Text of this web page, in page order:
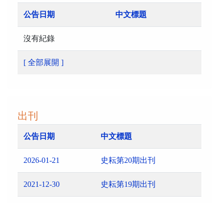
公告日期 中文標題
沒有紀錄
[ 全部展開 ]
出刊
公告日期 中文標題
2026-01-21 史耘第20期出刊
2021-12-30 史耘第19期出刊